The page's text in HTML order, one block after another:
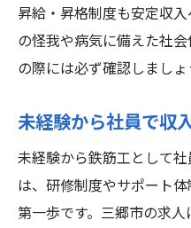
昇給・昇格制度も安定収
の怪我や病気に備えた社
の際には必ず確認しましょ
未経験から社員で収
未経験から鉄筋工として
は、研修制度やサポート
第一歩です。三郷市の求